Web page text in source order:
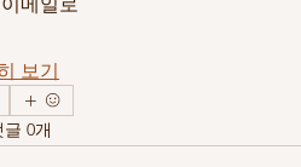
보기
글 0개